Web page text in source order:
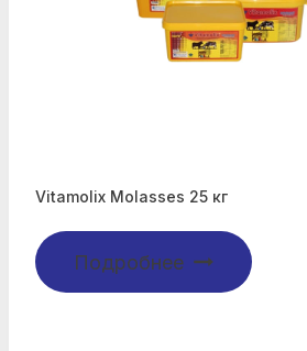
Vitamolix Molasses 25 кг
Подробнее